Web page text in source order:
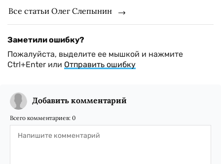
Все статьи Олег Слепынин
Заметили ошибку?
Пожалуйста, выделите ее мышкой и нажмите
Ctrl+Enter или Отправить ошибку
Добавить комментарий
Всего комментариев: 0